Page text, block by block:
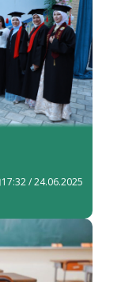
17:32 / 24.06.2025